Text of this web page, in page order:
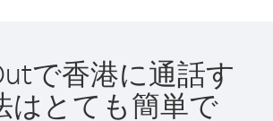
で香港に通話す
はとても簡単で